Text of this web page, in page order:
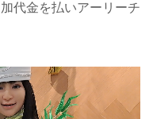
代金を払いアーリーチ